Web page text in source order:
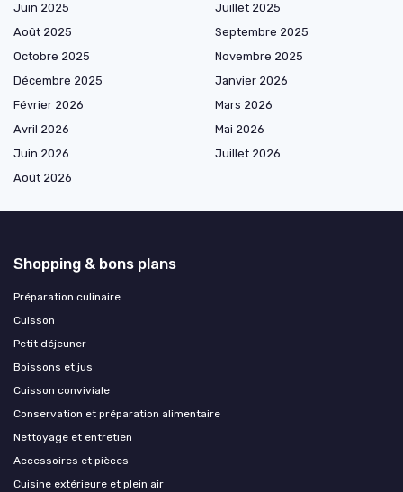
Juin 2025
Juillet 2025
Août 2025
Septembre 2025
Octobre 2025
Novembre 2025
Décembre 2025
Janvier 2026
Février 2026
Mars 2026
Avril 2026
Mai 2026
Juin 2026
Juillet 2026
Août 2026
Shopping & bons plans
Préparation culinaire
Cuisson
Petit déjeuner
Boissons et jus
Cuisson conviviale
Conservation et préparation alimentaire
Nettoyage et entretien
Accessoires et pièces
Cuisine extérieure et plein air